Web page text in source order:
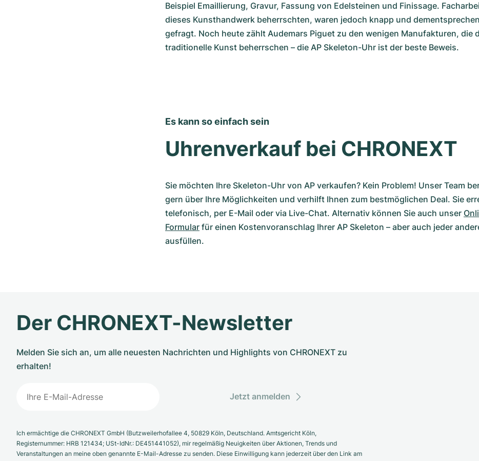
Beispiel Emaillierung, Gravur, Fassung von Edelsteinen und Finissage.
dieses Kunsthandwerk beherrschten, waren jedoch knapp und
gefragt. Noch heute zählt Audemars Piguet zu den wenigen Manufakturen, die
traditionelle Kunst beherrschen – die AP Skeleton-Uhr ist der beste Beweis.
Es kann so einfach sein
Uhrenverkauf bei CHRONEXT
Sie möchten Ihre Skeleton-Uhr von AP verkaufen? Kein Problem! Unser Team
gern über Ihre Möglichkeiten und verhilft Ihnen zum bestmöglichen Deal. Sie
telefonisch, per E-Mail oder via Live-Chat. Alternativ können Sie auch unser
Formular für einen Kostenvoranschlag Ihrer AP Skeleton – aber auch jeder
ausfüllen.
Der CHRONEXT-Newsletter
Melden Sie sich an, um alle neuesten Nachrichten und Highlights von CHRONEXT zu
erhalten!
Jetzt anmelden
Ich ermächtige die CHRONEXT GmbH (Butzweilerhofallee 4, 50829 Köln, Deutschland. Amtsgericht Köln,
Registernummer: HRB 121434; USt-IdNr.: DE451441052), mir regelmäßig Neuigkeiten über Aktionen, Trends und
Veranstaltungen an meine oben genannte E-Mail-Adresse zu senden. Diese Einwilligung kann jederzeit über den Link am